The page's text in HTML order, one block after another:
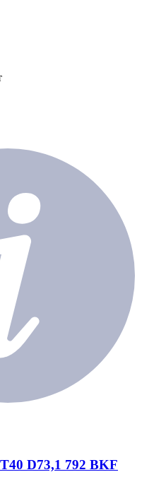
D73,1 792 BKF